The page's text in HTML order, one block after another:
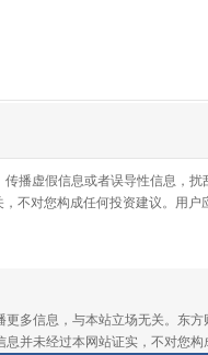
播虚假信息或者误导性信息，
不对您构成任何投资建议。用
多信息，与本站立场无关。东
并未经过本网站证实，不对您